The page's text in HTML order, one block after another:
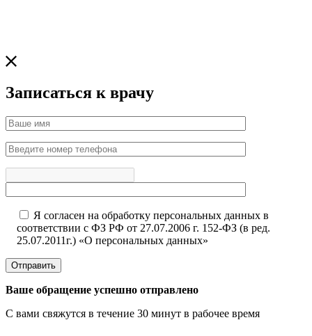
Записаться к врачу
Я согласен на обработку персональных данных в
соответствии с ФЗ РФ от 27.07.2006 г. 152-ФЗ (в ред.
25.07.2011г.) «О персональных данных»
Отправить
Ваше обращение успешно отправлено
С вами свяжутся в течение 30 минут в рабочее время